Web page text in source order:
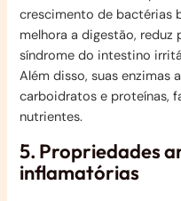
crescimento de bactérias
melhora a digestão,
síndrome do intestino
Além disso, suas enzimas
carboidratos e proteínas,
nutrientes.
5. Propriedades
inflamatórias